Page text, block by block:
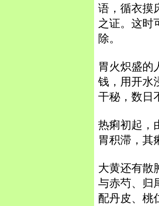
语，循衣摸
之证。这时
除。
胃火炽盛的
钱，用开水
干秘，数日
热痢初起，
胃积滞，其
大黄还有散
与赤芍、归
配丹皮、桃